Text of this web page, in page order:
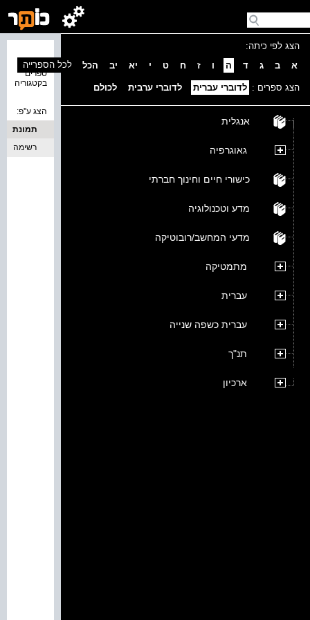
הצג לפי כיתה:
א
ב ג ד ה ו ז ח ט י יא יב הכל
הצג ספרים : לדוברי עברית לדוברי ערבית לכולם
אנגלית
גאוגרפיה
כישורי חיים וחינוך חברתי
מדע וטכנולוגיה
מדעי המחשב/רובוטיקה
מתמטיקה
עברית
עברית כשפה שנייה
תנ"ך
ארכיון
ספרים
בקטגוריה
לכל הספרייה
הצג ע''פ:
תמונת
כריכה
רשימה